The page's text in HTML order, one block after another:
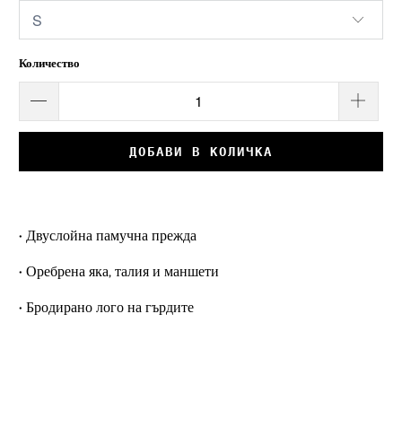
Количество
ДОБАВИ В КОЛИЧКА
• Двуслойна памучна прежда
• Оребрена яка, талия и маншети
• Бродирано лого на гърдите